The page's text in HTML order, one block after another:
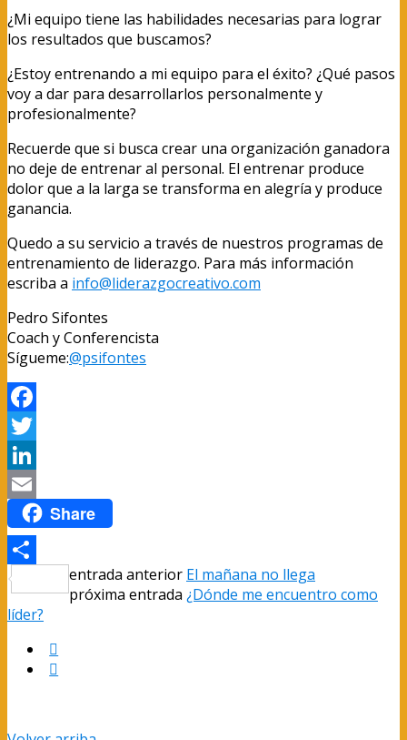
¿Mi equipo tiene las habilidades necesarias para lograr
los resultados que buscamos?
¿Estoy entrenando a mi equipo para el éxito? ¿Qué pasos
voy a dar para desarrollarlos personalmente y
profesionalmente?
Recuerde que si busca crear una organización ganadora
no deje de entrenar al personal. El entrenar produce
dolor que a la larga se transforma en alegría y produce
ganancia.
Quedo a su servicio a través de nuestros programas de
entrenamiento de liderazgo. Para más información
escriba a info@liderazgocreativo.com
Pedro Sifontes
Coach y Conferencista
Sígueme:@psifontes
Facebook
Twitter
LinkedIn
Email Share
Compartir
entrada anterior El mañana no llega
próxima entrada ¿Dónde me encuentro como
líder?